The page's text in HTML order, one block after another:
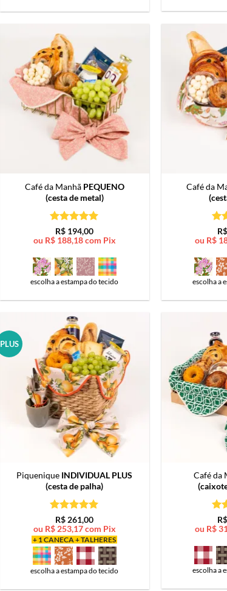
Café da Manhã PEQUENO
(cesta de metal)
Avaliação5
de 5
R$ 194,00
ou R$188,18com Pix
escolha a estampa do tecido
Café da
de
R$
ou R$
escolha a
PLUS
Piquenique INDIVIDUAL PLUS
(cesta de palha)
Avaliação5
de 5
R$ 261,00
ou R$253,17com Pix
+ 1 CANECA + TALHERES
escolha a estampa do tecido
Café da
de
R$
ou R$
escolha a